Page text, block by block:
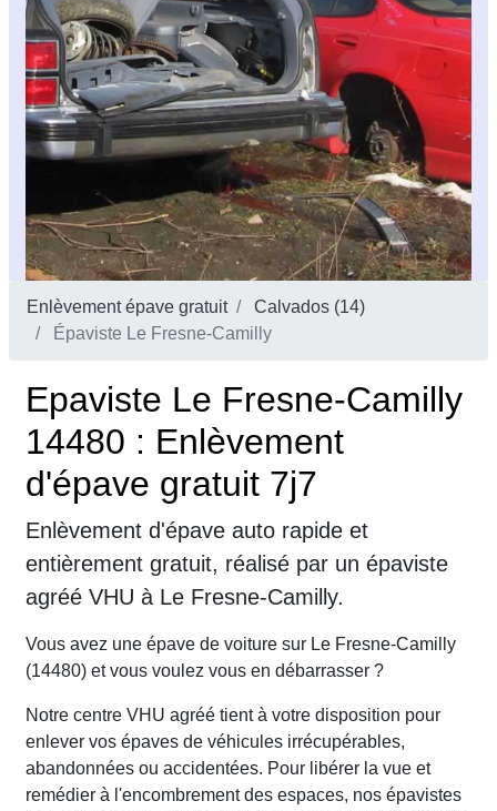
Enlèvement épave gratuit
Calvados (14)
Épaviste Le Fresne-Camilly
Epaviste Le Fresne-Camilly
14480 : Enlèvement
d'épave gratuit 7j7
Enlèvement d'épave auto rapide et
entièrement gratuit, réalisé par un épaviste
agréé VHU à Le Fresne-Camilly.
Vous avez une épave de voiture sur Le Fresne-Camilly
(14480) et vous voulez vous en débarrasser ?
Notre centre VHU agréé tient à votre disposition pour
enlever vos épaves de véhicules irrécupérables,
abandonnées ou accidentées. Pour libérer la vue et
remédier à l'encombrement des espaces, nos épavistes